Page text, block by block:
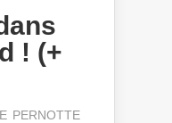
! (+
PERNOTTE